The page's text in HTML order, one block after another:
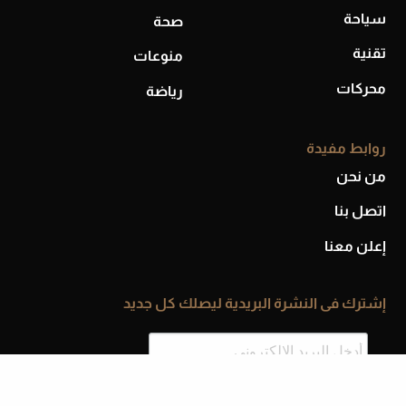
سياحة
تقنية
محركات
صحة
منوعات
رياضة
روابط مفيدة
من نحن
اتصل بنا
إعلن معنا
إشترك فى النشرة البريدية ليصلك كل جديد